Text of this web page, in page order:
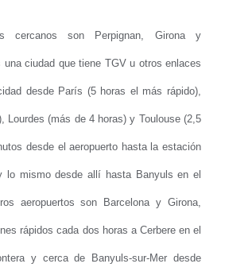
cercanos son Perpignan, Girona y
una ciudad que tiene TGV u otros enlaces
desde París (5 horas el más rápido),
Lourdes (más de 4 horas) y Toulouse (2,5
desde el aeropuerto hasta la estación
lo mismo desde allí hasta Banyuls en el
aeropuertos son Barcelona y Girona,
rápidos cada dos horas a Cerbere en el
y cerca de Banyuls-sur-Mer desde